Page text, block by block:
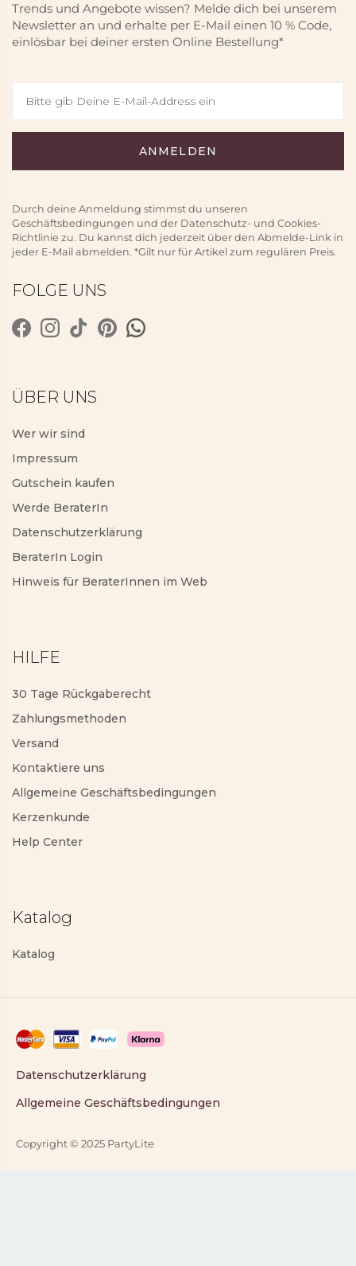
Trends und Angebote wissen? Melde dich bei unserem
Newsletter an und erhalte per E-Mail einen 10 % Code,
einlösbar bei deiner ersten Online Bestellung*
Durch deine Anmeldung stimmst du unseren
Geschäftsbedingungen und der Datenschutz- und Cookies-
Richtlinie zu. Du kannst dich jederzeit über den Abmelde-Link in
jeder E-Mail abmelden. *Gilt nur für Artikel zum regulären Preis.
FOLGE UNS
ÜBER UNS
Wer wir sind
Impressum
Gutschein kaufen
Werde BeraterIn
Datenschutzerklärung
BeraterIn Login
Hinweis für BeraterInnen im Web
HILFE
30 Tage Rückgaberecht
Zahlungsmethoden
Versand
Kontaktiere uns
Allgemeine Geschäftsbedingungen
Kerzenkunde
Help Center
Katalog
Katalog
Copyright © 2025 PartyLite
Datenschutzerklärung
Allgemeine Geschäftsbedingungen